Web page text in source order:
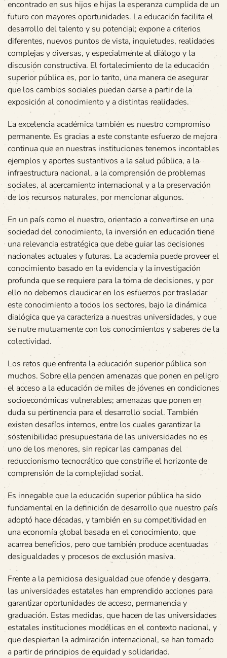
encontrado en sus hijos e hijas la esperanza cumplida de un
futuro con mayores oportunidades. La educación facilita el
desarrollo del talento y su potencial; expone a criterios
diferentes, nuevos puntos de vista, inquietudes, realidades
complejas y diversas, y especialmente al diálogo y la
discusión constructiva. El fortalecimiento de la educación
superior pública es, por lo tanto, una manera de asegurar
que los cambios sociales puedan darse a partir de la
exposición al conocimiento y a distintas realidades.
La excelencia académica también es nuestro compromiso
permanente. Es gracias a este constante esfuerzo de mejora
continua que en nuestras instituciones tenemos incontables
ejemplos y aportes sustantivos a la salud pública, a la
infraestructura nacional, a la comprensión de problemas
sociales, al acercamiento internacional y a la preservación
de los recursos naturales, por mencionar algunos.
En un país como el nuestro, orientado a convertirse en una
sociedad del conocimiento, la inversión en educación tiene
una relevancia estratégica que debe guiar las decisiones
nacionales actuales y futuras. La academia puede proveer el
conocimiento basado en la evidencia y la investigación
profunda que se requiere para la toma de decisiones, y por
ello no debemos claudicar en los esfuerzos por trasladar
este conocimiento a todos los sectores, bajo la dinámica
dialógica que ya caracteriza a nuestras universidades, y que
se nutre mutuamente con los conocimientos y saberes de la
colectividad.
Los retos que enfrenta la educación superior pública son
muchos. Sobre ella penden amenazas que ponen en peligro
el acceso a la educación de miles de jóvenes en condiciones
socioeconómicas vulnerables; amenazas que ponen en
duda su pertinencia para el desarrollo social. También
existen desafíos internos, entre los cuales garantizar la
sostenibilidad presupuestaria de las universidades no es
uno de los menores, sin repicar las campanas del
reduccionismo tecnocrático que constriñe el horizonte de
comprensión de la complejidad social.
Es innegable que la educación superior pública ha sido
fundamental en la definición de desarrollo que nuestro país
adoptó hace décadas, y también en su competitividad en
una economía global basada en el conocimiento, que
acarrea beneficios, pero que también produce acentuadas
desigualdades y procesos de exclusión masiva.
Frente a la perniciosa desigualdad que ofende y desgarra,
las universidades estatales han emprendido acciones para
garantizar oportunidades de acceso, permanencia y
graduación. Estas medidas, que hacen de las universidades
estatales instituciones modélicas en el contexto nacional, y
que despiertan la admiración internacional, se han tomado
a partir de principios de equidad y solidaridad.